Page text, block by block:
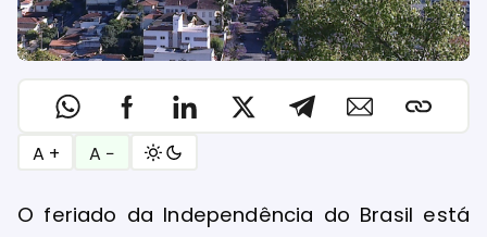
A + A −
O feriado da Independência do Brasil está